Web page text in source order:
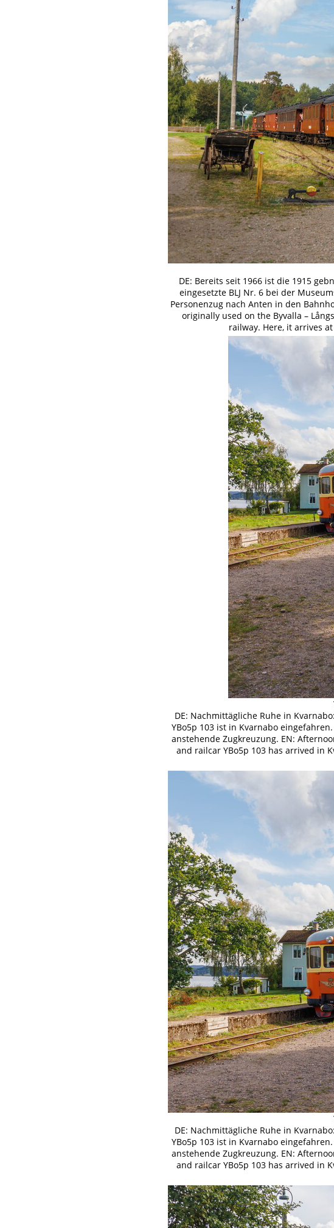
DE: Bereits seit 1966 ist die 1915
eingesetzte BLJ Nr. 6 bei der
Personenzug nach Anten in den
originally used on the Byvalla –
railway. Here, it arrives
DE: Nachmittägliche Ruhe in
YBo5p 103 ist in Kvarnabo
anstehende Zugkreuzung. EN:
and railcar YBo5p 103 has arrived in
DE: Nachmittägliche Ruhe in
YBo5p 103 ist in Kvarnabo
anstehende Zugkreuzung. EN:
and railcar YBo5p 103 has arrived in